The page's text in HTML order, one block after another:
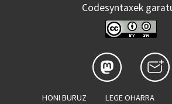
Codesyntaxek
HONI BURUZ LEGE OHARRA